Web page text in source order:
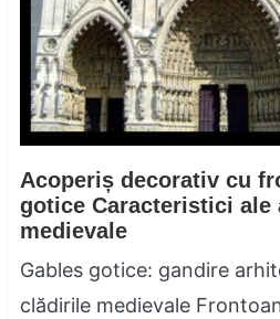
Acoperiș decorativ cu
gotice Caracteristici ale
medievale
Gables gotice: gandire
clădirile medievale